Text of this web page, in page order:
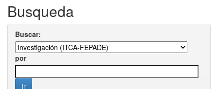
Busqueda
Buscar:
por